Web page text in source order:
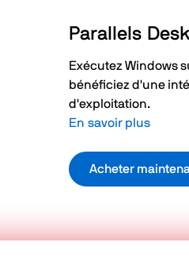
Parallels
Exécutez Windows
bénéficiez d'une
d'exploitation.
En savoir plus
Acheter